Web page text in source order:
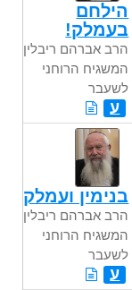
הילחם
בעמלק!
הרב אברהם ריבלין,
המשגיח הרוחני
לשעבר
ע
בנימין ועמלק
הרב אברהם ריבלין,
המשגיח הרוחני
לשעבר
ע